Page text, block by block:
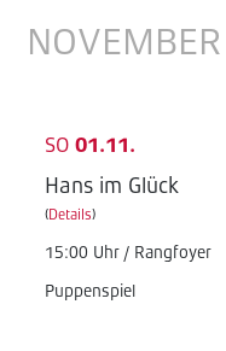
SO 01.11.
Hans im Glück
(Details)
15:00 Uhr / Rangfoyer
Puppenspiel